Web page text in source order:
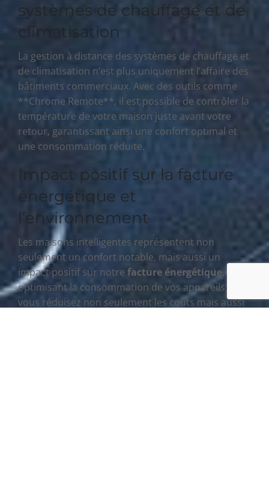
systèmes de chauffage et de
climatisation
La gestion à distance des systèmes de chauffage et
de climatisation n’est plus uniquement l’affaire des
bâtiments commerciaux. Avec des outils comme
**Chrome Remote**, il est possible de contrôler la
température de votre maison juste avant votre
retour, garantissant ainsi une confort optimal et
une consommation réduite.
Impact positif sur la facture
énergétique et
l’environnement
Les maisons intelligentes représentent non
seulement un confort notable, mais aussi un
impact positif sur notre facture énergétique. En
optimisant la consommation de vos appareils,
vous réduisez non seulement les coûts mais aussi